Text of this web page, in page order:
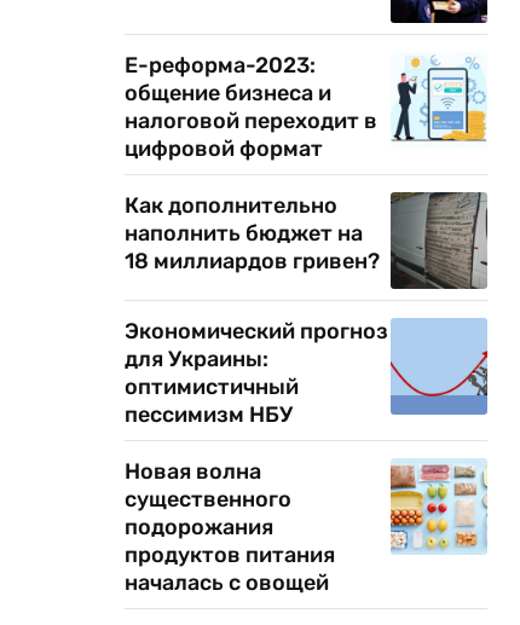
Е-реформа-2023:
общение бизнеса и
налоговой переходит в
цифровой формат
Как дополнительно
наполнить бюджет на
18 миллиардов гривен?
Экономический прогноз
для Украины:
оптимистичный
пессимизм НБУ
Новая волна
существенного
подорожания
продуктов питания
началась с овощей